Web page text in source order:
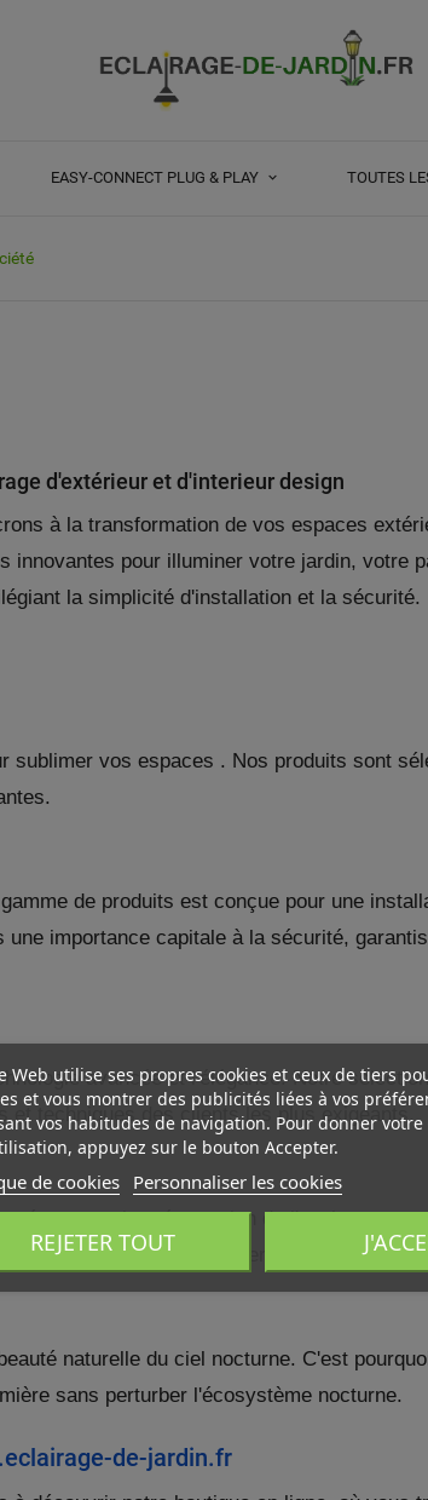
EASY-CONNECT PLUG & PLAY TOUTES
d'extérieur et d'interieur design
à la transformation de vos espaces
pour illuminer votre jardin, votre
la simplicité d'installation et la sécurité.
sublimer vos espaces . Nos produits sont
de produits est conçue pour une
importance capitale à la sécurité,
avancée et l'élégance. Notre
et techniques des clients les plus exigeants.
envers la préservation de
permettant de bénéficier d'une lumière
naturelle du ciel nocturne. C'est
sans perturber l'écosystème nocturne.
de-jardin.fr
WISHLISTS
add_circle_outline
((cancelText))
UNE LISTE D'ENVIES
DE LA LISTE D'ENVIES
Annuler
Web utilise ses propres cookies et ceux de tiers
et vous montrer des publicités liées à vos
vos habitudes de navigation. Pour donner
appuyez sur le bouton Accepter.
de cookies Personnaliser les cookies
REJETER TOUT